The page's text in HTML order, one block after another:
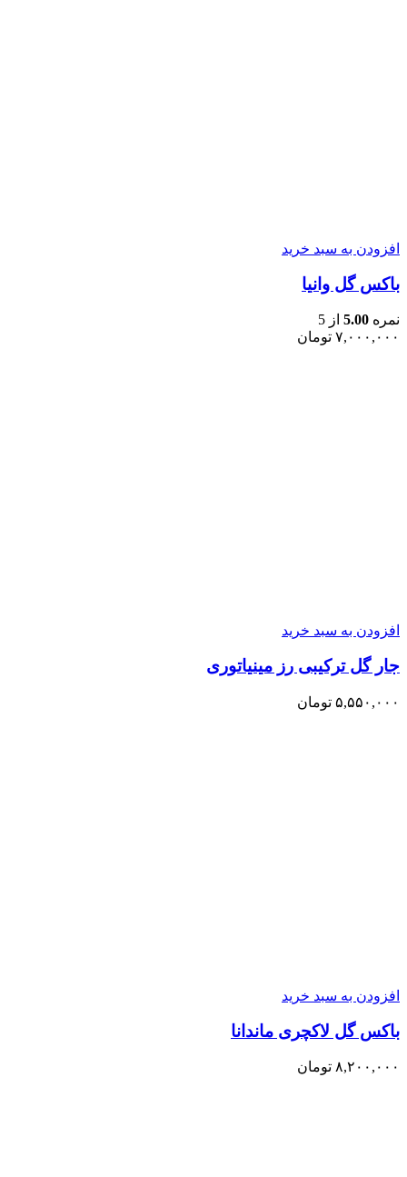
افزودن به سبد خرید
باکس گل وانیا
نمره 5.00 از 5
۷,۰۰۰,۰۰۰ تومان
افزودن به سبد خرید
جار گل ترکیبی رز مینیاتوری
۵,۵۵۰,۰۰۰ تومان
افزودن به سبد خرید
باکس گل لاکچری ماندانا
۸,۲۰۰,۰۰۰ تومان